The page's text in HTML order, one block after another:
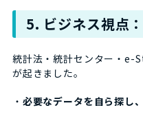
5. ビジネス視点
統計法・統計センター・e-
が起きました。
・ 必要なデータを自ら探し